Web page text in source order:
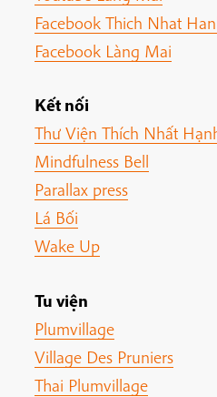
Facebook Thich Nhat
Facebook Làng Mai
Kết nối
Thư Viện Thích Nhất
Mindfulness Bell
Parallax press
Lá Bối
Wake Up
Tu viện
Plumvillage
Village Des Pruniers
Thai Plumvillage